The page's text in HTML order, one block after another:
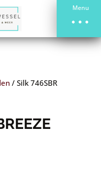
Menu
/ Silk 746SBR